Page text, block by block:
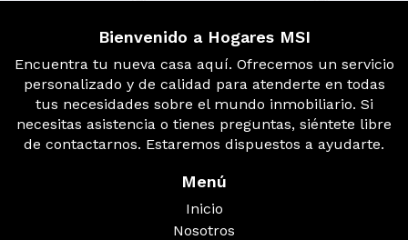
Bienvenido a Hogares MSI
Encuentra tu nueva casa aquí. Ofrecemos un servicio
personalizado y de calidad para atenderte en todas
tus necesidades sobre el mundo inmobiliario. Si
necesitas asistencia o tienes preguntas, siéntete libre
de contactarnos. Estaremos dispuestos a ayudarte.
Menú
Inicio
Nosotros